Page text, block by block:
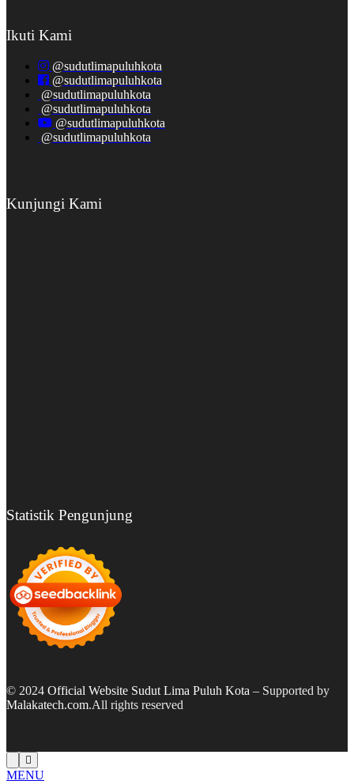
Ikuti Kami
@sudutlimapuluhkota
@sudutlimapuluhkota
@sudutlimapuluhkota
@sudutlimapuluhkota
@sudutlimapuluhkota
@sudutlimapuluhkota
Kunjungi Kami
Statistik Pengunjung
© 2024 Official Website Sudut Lima Puluh Kota – Supported by
Malakatech.com.All rights reserved
MENU